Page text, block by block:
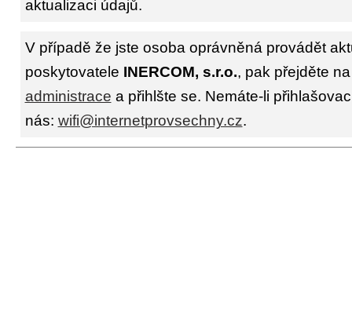
aktualizaci údajů.
V případě že jste osoba oprávněná provádět
poskytovatele INERCOM, s.r.o., pak přejděte
administrace a přihlšte se. Nemáte-li
nás: wifi@internetprovsechny.cz.